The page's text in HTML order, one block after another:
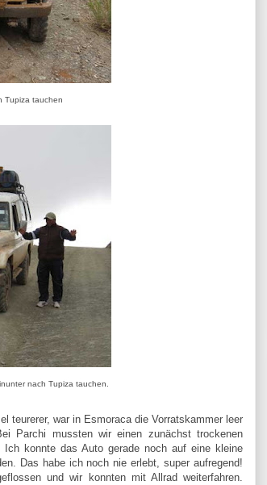
Tupiza tauchen
nach Tupiza tauchen.
teurerer, war in Esmoraca die Vorratskammer leer
Parchi mussten wir einen zunächst trockenen
konnte das Auto gerade noch auf eine kleine
Das habe ich noch nie erlebt, super aufregend!
und wir konnten mit Allrad weiterfahren.